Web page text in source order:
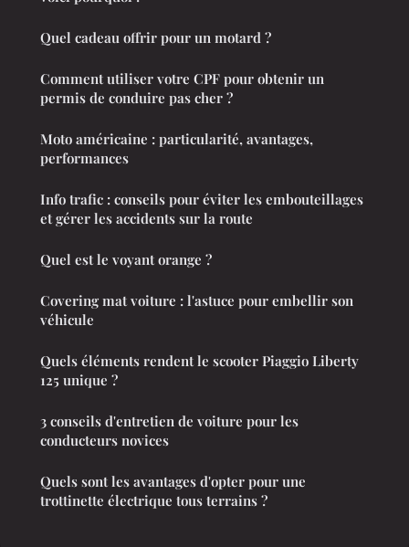
Quel cadeau offrir pour un motard ?
Comment utiliser votre CPF pour obtenir un
permis de conduire pas cher ?
Moto américaine : particularité, avantages,
performances
Info trafic : conseils pour éviter les embouteillages
et gérer les accidents sur la route
Quel est le voyant orange ?
Covering mat voiture : l'astuce pour embellir son
véhicule
Quels éléments rendent le scooter Piaggio Liberty
125 unique ?
3 conseils d'entretien de voiture pour les
conducteurs novices
Quels sont les avantages d'opter pour une
trottinette électrique tous terrains ?